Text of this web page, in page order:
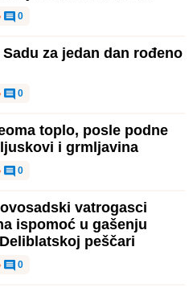
0
za jedan dan rođeno
0
toplo, posle podne
i grmljavina
0
vatrogasci
ispomoć u gašenju
peščari
0